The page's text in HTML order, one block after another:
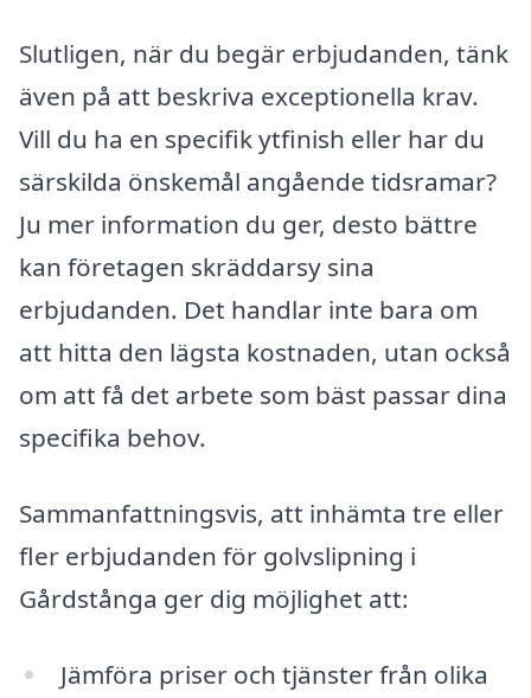
Slutligen, när du begär erbjudanden, tänk
även på att beskriva exceptionella krav.
Vill du ha en specifik ytfinish eller har du
särskilda önskemål angående tidsramar?
Ju mer information du ger, desto bättre
kan företagen skräddarsy sina
erbjudanden. Det handlar inte bara om
att hitta den lägsta kostnaden, utan också
om att få det arbete som bäst passar dina
specifika behov.
Sammanfattningsvis, att inhämta tre eller
fler erbjudanden för golvslipning i
Gårdstånga ger dig möjlighet att:
Jämföra priser och tjänster från olika